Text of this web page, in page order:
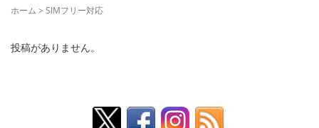
ホーム > SIMフリー対応
投稿がありません。